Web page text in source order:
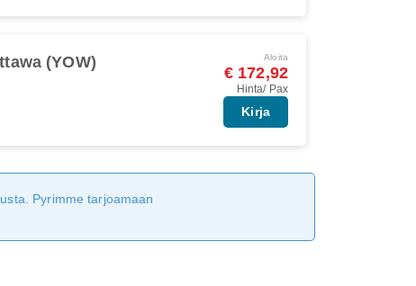
(YOW) Aloita
€ 172,92
Hinta/ Pax
Kirja
Pyrimme tarjoamaan